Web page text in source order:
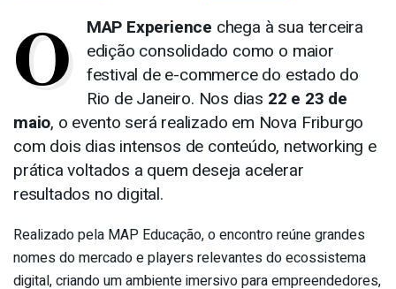
O MAP Experience chega à sua terceira
edição consolidado como o maior
festival de e-commerce do estado do
Rio de Janeiro. Nos dias 22 e 23 de
maio, o evento será realizado em Nova Friburgo
com dois dias intensos de conteúdo, networking e
prática voltados a quem deseja acelerar
resultados no digital.
Realizado pela MAP Educação, o encontro reúne grandes
nomes do mercado e players relevantes do ecossistema
digital, criando um ambiente imersivo para empreendedores,